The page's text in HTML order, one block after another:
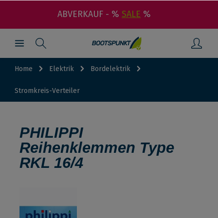
ABVERKAUF - % SALE %
Home Elektrik Bordelektrik
Stromkreis-Verteiler
PHILIPPI
Reihenklemmen Type
RKL 16/4